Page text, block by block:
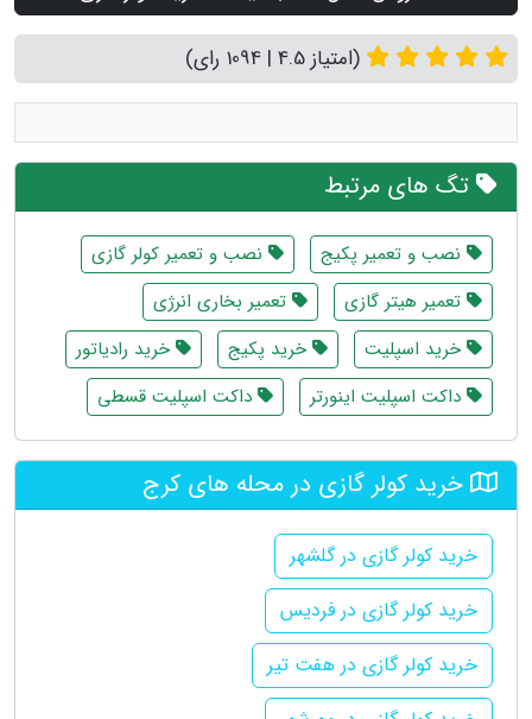
(امتیاز 4.5 | 1094 رای)
تگ های مرتبط
نصب و تعمیر پکیج
نصب و تعمیر کولر گازی
تعمیر هیتر گازی
تعمیر بخاری انرژی
خرید اسپلیت
خرید پکیج
خرید رادیاتور
داکت اسپلیت اینورتر
داکت اسپلیت قسطی
خرید کولر گازی در محله های کرج
خرید کولر گازی در گلشهر
خرید کولر گازی در فردیس
خرید کولر گازی در هفت تیر